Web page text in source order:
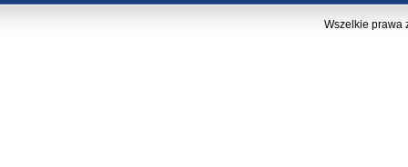
Wszelkie prawa